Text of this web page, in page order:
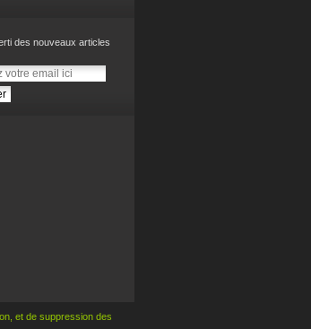
des nouveaux articles
et de suppression des